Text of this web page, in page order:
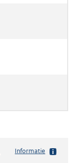
Informatie